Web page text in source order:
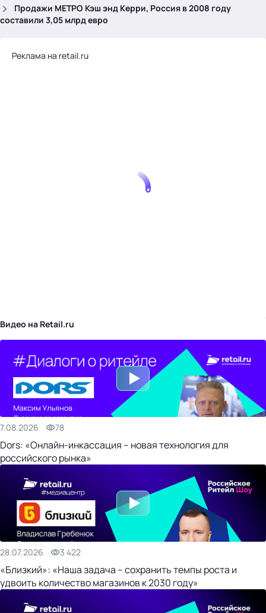
Продажи МЕТРО Кэш энд Керри, Россия в 2008 году
составили 3,05 млрд евро
Реклама на retail.ru
Видео на Retail.ru
7.08.2026 78
Dors: «Онлайн-инкассация – новая технология для
российского рынка»
28.07.2026 3 422
«Близкий»: «Наша задача – сохранить темпы роста и
удвоить количество магазинов к 2030 году»